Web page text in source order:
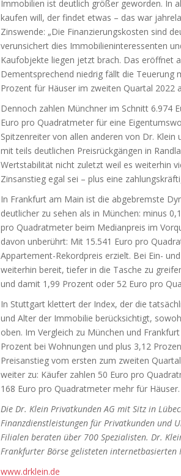
Immobilien ist deutlich größer geworden. In
kaufen will, der findet etwas – das war
Zinswende: „Die Finanzierungskosten sind
verunsichert dies Immobilieninteressenten
Kaufobjekte liegen jetzt brach. Das eröffnet
Dementsprechend niedrig fällt die Teuerung
Prozent für Häuser im zweiten Quartal 2022
Dennoch zahlen Münchner im Schnitt 6.974
Euro pro Quadratmeter für eine
Spitzenreiter von allen anderen von Dr.
mit teils deutlichen Preisrückgängen in
Wertstabilität nicht zuletzt weil es weiterhin
Zinsanstieg egal sei – plus eine
In Frankfurt am Main ist die abgebremste
deutlicher zu sehen als in München: minus
pro Quadratmeter beim Medianpreis im
davon unberührt: Mit 15.541 Euro pro
Appartement-Rekordpreis erzielt. Bei Ein-
weiterhin bereit, tiefer in die Tasche zu
und damit 1,99 Prozent oder 52 Euro pro
In Stuttgart klettert der Index, der die
und Alter der Immobilie berücksichtigt,
oben. Im Vergleich zu München und
Prozent bei Wohnungen und plus 3,12
Preisanstieg vom ersten zum zweiten
weiter zu: Käufer zahlen 50 Euro pro
168 Euro pro Quadratmeter mehr für Häuser.
Die Dr. Klein Privatkunden AG mit Sitz in
Finanzdienstleistungen für Privatkunden und
Filialen beraten über 700 Spezialisten. Dr.
Frankfurter Börse gelisteten internetbasierten
www.drklein.de